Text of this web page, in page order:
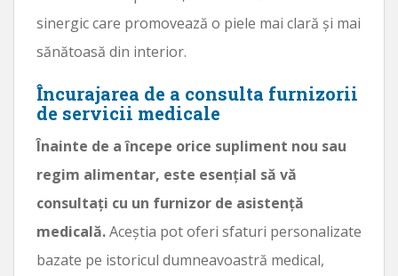
sinergic care promovează o piele mai clară și mai
sănătoasă din interior.
Încurajarea de a consulta furnizorii
de servicii medicale
Înainte de a începe orice supliment nou sau
regim alimentar, este esențial să vă
consultați cu un furnizor de asistență
medicală.Aceștia pot oferi sfaturi personalizate
bazate pe istoricul dumneavoastră medical,